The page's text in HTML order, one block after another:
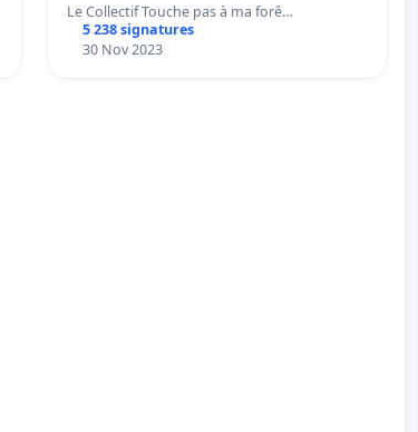
Le Collectif Touche pas à ma forê…
5 238 signatures
30 Nov 2023